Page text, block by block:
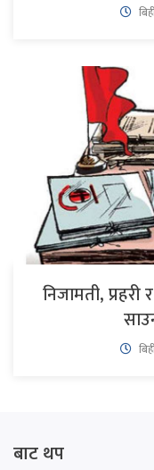
निजामती,
बाट थप